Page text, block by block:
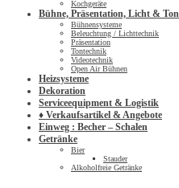
Kochgeräte
Bühne, Präsentation, Licht & Ton
Bühnensysteme
Beleuchtung / Lichttechnik
Präsentation
Tontechnik
Videotechnik
Open Air Bühnen
Heizsysteme
Dekoration
Serviceequipment & Logistik
♦ Verkaufsartikel & Angebote
Einweg : Becher – Schalen
Getränke
Bier
Stauder
Alkoholfreie Getränke